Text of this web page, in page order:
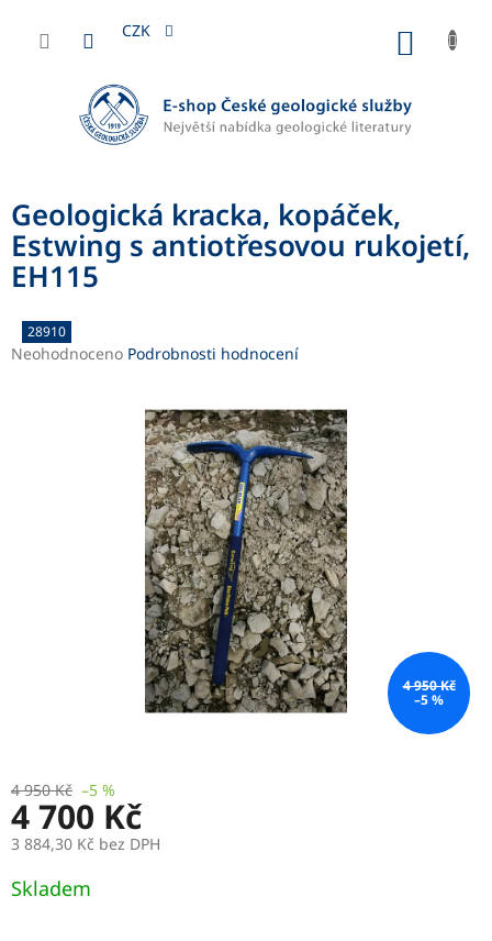
obsah
CZK
Geologická kracka, kopáček,
Estwing s antiotřesovou rukojetí,
EH115
28910
Průměrné
Neohodnoceno Podrobnosti hodnocení
4 950 Kč
–5 %
4 950 Kč –5 %
4 700 Kč
3 884,30 Kč bez DPH
cena:
Skladem